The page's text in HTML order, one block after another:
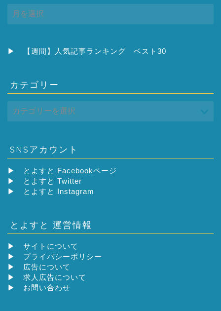
ア
ー
ブ
▶ 【週間】人気記事ランキング ベスト30
カテゴリー
SNSアカウント
▶
とよすと Facebookページ
▶
とよすと Twitter
▶
とよすと Instagram
とよすと 運営情報
▶ サイトについて
▶ プライバシーポリシー
▶ 広告について
▶ 求人広告について
▶ お問い合わせ